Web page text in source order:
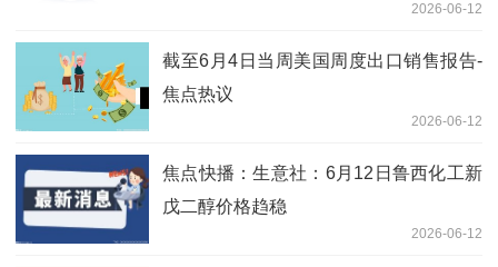
2026-06-12
截至6月4日当周美国周度出口销售报告-
焦点热议
2026-06-12
焦点快播：生意社：6月12日鲁西化工新
戊二醇价格趋稳
2026-06-12